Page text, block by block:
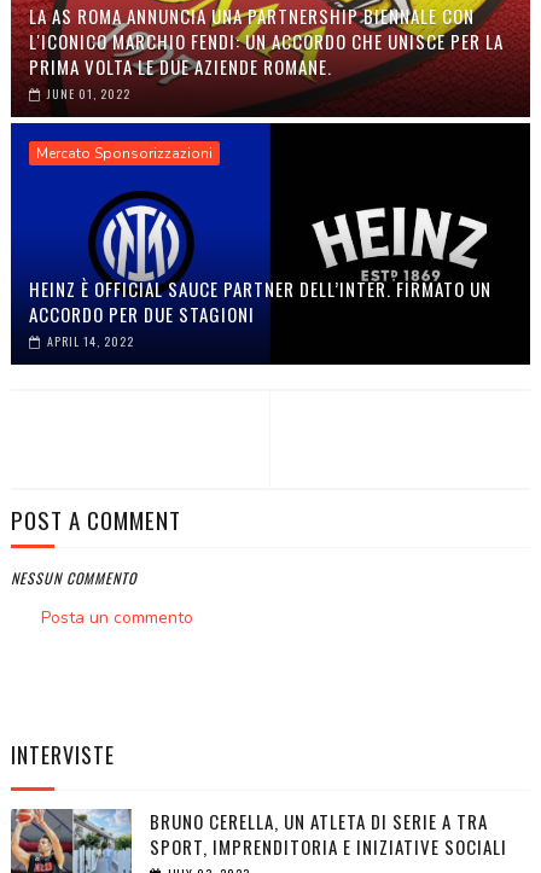
LA AS ROMA ANNUNCIA UNA PARTNERSHIP BIENNALE CON
L'ICONICO MARCHIO FENDI: UN ACCORDO CHE UNISCE PER LA
PRIMA VOLTA LE DUE AZIENDE ROMANE.
JUNE 01, 2022
Mercato Sponsorizzazioni
HEINZ È OFFICIAL SAUCE PARTNER DELL’INTER. FIRMATO UN
ACCORDO PER DUE STAGIONI
APRIL 14, 2022
POST A COMMENT
NESSUN COMMENTO
Posta un commento
INTERVISTE
BRUNO CERELLA, UN ATLETA DI SERIE A TRA
SPORT, IMPRENDITORIA E INIZIATIVE SOCIALI